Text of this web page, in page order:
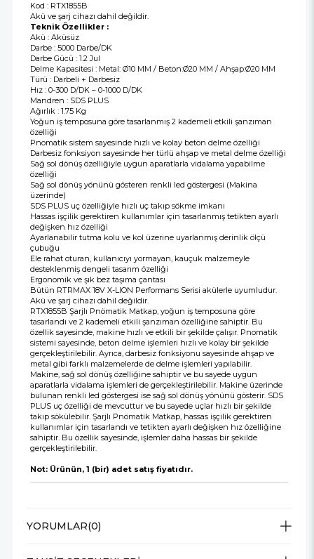
Kod : RTX1855B
Akü ve şarj cihazı dahil değildir.
Teknik Özellikler :
Akü : Aküsüz
Darbe : 5000 Darbe/DK
Darbe Gücü : 1.2 Jul
Delme Kapasitesi : Metal: Ø10 MM / Beton:Ø20 MM / Ahşap:Ø20 MM
Türü : Darbeli + Darbesiz
Hız : 0-300 D/DK – 0-1000 D/DK
Mandren : SDS PLUS
Ağırlık : 1.75 Kg
Yoğun iş temposuna göre tasarlanmış 2 kademeli etkili şanzıman
özelliği
Pnomatik sistem sayesinde hızlı ve kolay beton delme özelliği
Darbesiz fonksiyon sayesinde her türlü ahşap ve metal delme özelliği
Sağ sol dönüş özelliğiyle uygun aparatlarla vidalama yapabilme
özelliği
Sağ sol dönüş yönünü gösteren renkli led göstergesi (Makina
üzerinde)
SDS PLUS uç özelliğiyle hızlı uç takıp sökme imkanı
Hassas işçilik gerektiren kullanımlar için tasarlanmış tetikten ayarlı
değişken hız özelliği
Ayarlanabilir tutma kolu ve kol üzerine uyarlanmış derinlik ölçü
çubuğu
Ele rahat oturan, kullanıcıyı yormayan, kauçuk malzemeyle
desteklenmiş dengeli tasarım özelliği
Ergonomik ve şık bez taşıma çantası
Bütün RTRMAX 18V X-LION Performans Serisi akülerle uyumludur.
Akü ve şarj cihazı dahil değildir.
RTX1855B Şarjlı Pnömatik Matkap, yoğun iş temposuna göre
tasarlandı ve 2 kademeli etkili şanzıman özelliğine sahiptir. Bu
özellik sayesinde, makine hızlı ve etkili bir şekilde çalışır. Pnomatik
sistemi sayesinde, beton delme işlemleri hızlı ve kolay bir şekilde
gerçekleştirilebilir. Ayrıca, darbesiz fonksiyonu sayesinde ahşap ve
metal gibi farklı malzemelerde de delme işlemleri yapılabilir.
Makine, sağ sol dönüş özelliğine sahiptir ve bu sayede uygun
aparatlarla vidalama işlemleri de gerçekleştirilebilir. Makine üzerinde
bulunan renkli led göstergesi ise sağ sol dönüş yönünü gösterir. SDS
PLUS uç özelliği de mevcuttur ve bu sayede uçlar hızlı bir şekilde
takıp sökülebilir. Şarjlı Pnömatik Matkap, hassas işçilik gerektiren
kullanımlar için tasarlandı ve tetikten ayarlı değişken hız özelliğine
sahiptir. Bu özellik sayesinde, işlemler daha hassas bir şekilde
gerçekleştirilebilir.
Not: Ürünün, 1 (bir) adet satış fiyatıdır.
YORUMLAR(0)